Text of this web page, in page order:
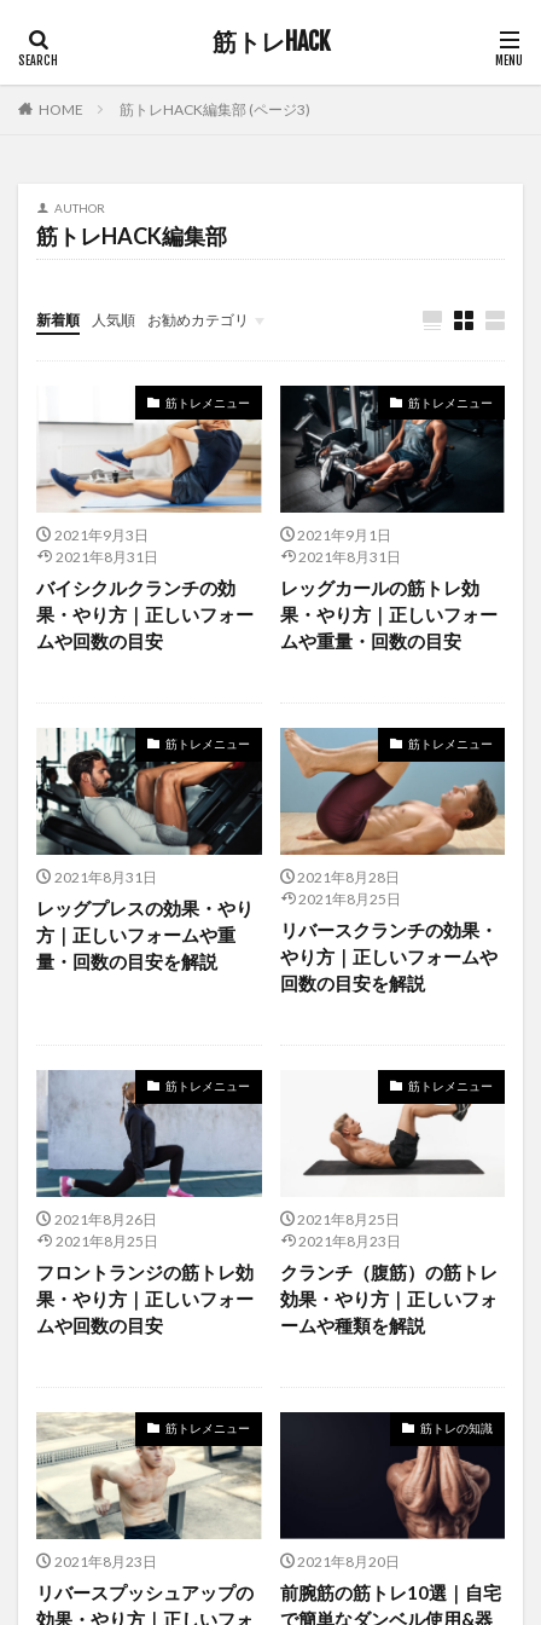
筋トレHACK
HOME 筋トレHACK編集部 (ページ3)
AUTHOR
筋トレHACK編集部
新着順 人気順 お勧めカテゴリ
未分類
筋トレメニュー
2021年9月3日
2021年8月31日
バイシクルクランチの効
果・やり方｜正しいフォー
ムや回数の目安
筋トレメニュー
2021年9月1日
2021年8月31日
レッグカールの筋トレ効
果・やり方｜正しいフォー
ムや重量・回数の目安
筋トレメニュー
2021年8月31日
レッグプレスの効果・やり
方｜正しいフォームや重
量・回数の目安を解説
筋トレメニュー
2021年8月28日
2021年8月25日
リバースクランチの効果・
やり方｜正しいフォームや
回数の目安を解説
筋トレメニュー
2021年8月26日
2021年8月25日
フロントランジの筋トレ効
果・やり方｜正しいフォー
ムや回数の目安
筋トレメニュー
2021年8月25日
2021年8月23日
クランチ（腹筋）の筋トレ
効果・やり方｜正しいフォ
ームや種類を解説
筋トレメニュー
2021年8月23日
リバースプッシュアップの
効果・やり方｜正しいフォ
筋トレの知識
2021年8月20日
前腕筋の筋トレ10選｜自宅
で簡単なダンベル使用&器